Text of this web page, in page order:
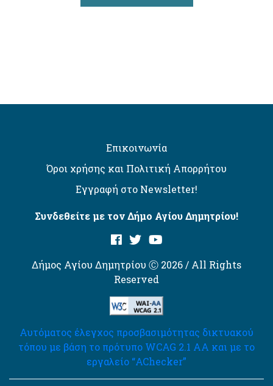
Επικοινωνία
Όροι χρήσης και Πολιτική Απορρήτου
Εγγραφή στο Newsletter!
Συνδεθείτε με τον Δήμο Αγίου Δημητρίου!
Δήμος Αγίου Δημητρίου Ⓒ 2026 / All Rights
Reserved
Αυτόματος έλεγχος προσβασιμότητας δικτυακού
τόπου με βάση το πρότυπο WCAG 2.1 AA και με το
εργαλείο “AChecker”